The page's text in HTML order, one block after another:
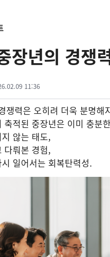
장년의 경쟁
11:36
쟁력은 오히려 더욱 분명해
축적된 중장년은 이미 충분
않는 태도,
다뤄본 경험,
일어서는 회복탄력성.